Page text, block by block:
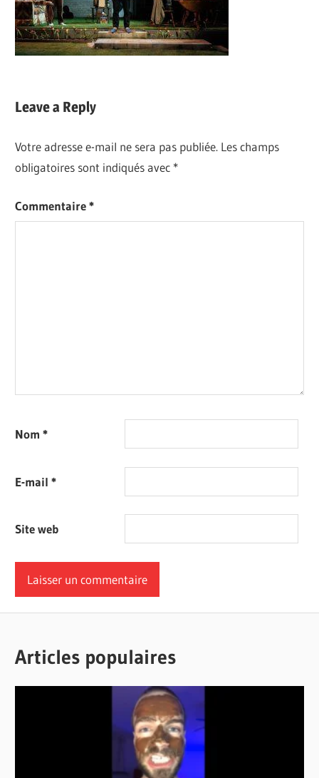
Leave a Reply
Votre adresse e-mail ne sera pas publiée. Les champs
obligatoires sont indiqués avec *
Commentaire*
Nom*
E-mail*
Site web
Articles populaires